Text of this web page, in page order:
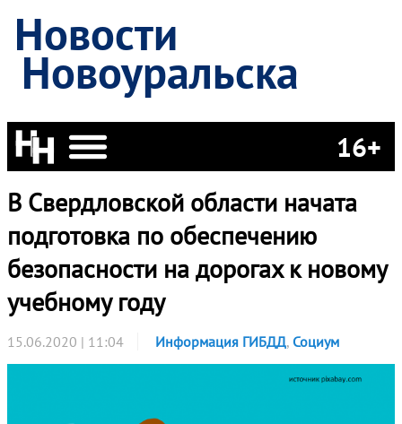
Новости
Новоуральска
16+
В Свердловской области начата
подготовка по обеспечению
безопасности на дорогах к новому
учебному году
15.06.2020 | 11:04 Информация ГИБДД, Социум